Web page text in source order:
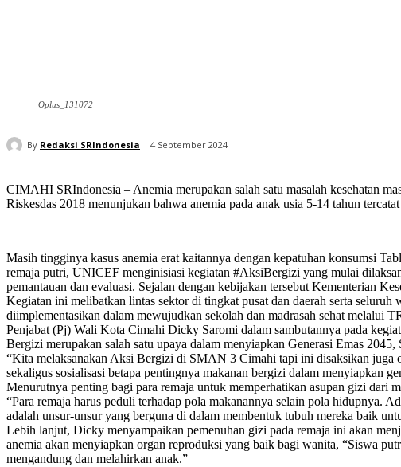
Oplus_131072
By Redaksi SRIndonesia 4 September 2024
CIMAHI SRIndonesia – Anemia merupakan salah satu masalah kesehatan
Riskesdas 2018 menunjukan bahwa anemia pada anak usia 5-14 tahun
Masih tingginya kasus anemia erat kaitannya dengan kepatuhan konsumsi
remaja putri, UNICEF menginisiasi kegiatan #AksiBergizi yang mulai
pemantauan dan evaluasi. Sejalan dengan kebijakan tersebut Kementerian
Kegiatan ini melibatkan lintas sektor di tingkat pusat dan daerah serta
diimplementasikan dalam mewujudkan sekolah dan madrasah sehat melalui
Penjabat (Pj) Wali Kota Cimahi Dicky Saromi dalam sambutannya pada
Bergizi merupakan salah satu upaya dalam menyiapkan Generasi Emas 2045,
“Kita melaksanakan Aksi Bergizi di SMAN 3 Cimahi tapi ini disaksikan juga
sekaligus sosialisasi betapa pentingnya makanan bergizi dalam menyiapkan
Menurutnya penting bagi para remaja untuk memperhatikan asupan gizi dari
“Para remaja harus peduli terhadap pola makanannya selain pola hidupnya.
adalah unsur-unsur yang berguna di dalam membentuk tubuh mereka baik
Lebih lanjut, Dicky menyampaikan pemenuhan gizi pada remaja ini akan
anemia akan menyiapkan organ reproduksi yang baik bagi wanita, “Siswa
mengandung dan melahirkan anak.”